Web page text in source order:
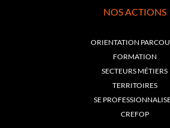
NOS ACTIONS
ORIENTATION
FORMATION
SECTEURS MÉTIERS
TERRITOIRES
SE
CREFOP